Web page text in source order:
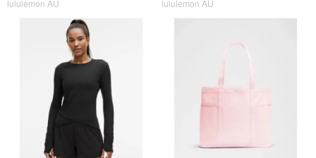
lululemon AU lululemon AU